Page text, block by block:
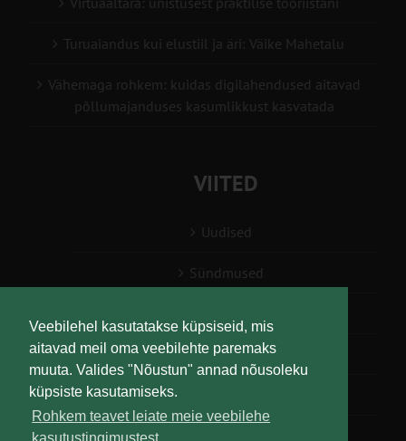
Veebilehel kasutatakse küpsiseid, mis
aitavad meil oma veebilehte paremaks
muuta. Valides "Nõustun" annad nõusoleku
küpsiste kasutamiseks.
Rohkem teavet leiate meie veebilehe
Turuaiandus kui elustiil ja äri: Väike Mahetalu
Vähemaga rohkem: kuidas digilahendused aitavad
põllumajanduses kasumlikkust kasvatada
VIITED
Uudised
Sündmused
Teabesalv
Liitu uudiskirjaga